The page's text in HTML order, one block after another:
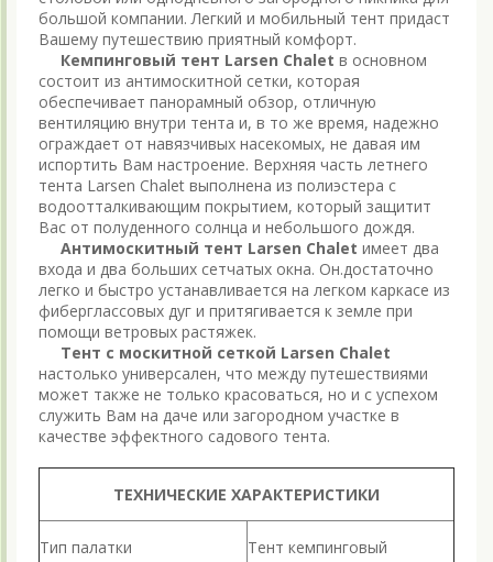
большой компании. Легкий и мобильный тент придаст
Вашему путешествию приятный комфорт.
Кемпинговый тент Larsen Chalet в основном
состоит из антимоскитной сетки, которая
обеспечивает панорамный обзор, отличную
вентиляцию внутри тента и, в то же время, надежно
ограждает от навязчивых насекомых, не давая им
испортить Вам настроение. Верхняя часть летнего
тента Larsen Chalet выполнена из полиэстера с
водоотталкивающим покрытием, который защитит
Вас от полуденного солнца и небольшого дождя.
Антимоскитный тент Larsen Chalet имеет два
входа и два больших сетчатых окна. Он.достаточно
легко и быстро устанавливается на легком каркасе из
фиберглассовых дуг и притягивается к земле при
помощи ветровых растяжек.
Тент с москитной сеткой Larsen Chalet
настолько универсален, что между путешествиями
может также не только красоваться, но и с успехом
служить Вам на даче или загородном участке в
качестве эффектного садового тента.
ТЕХНИЧЕСКИЕ ХАРАКТЕРИСТИКИ
Тип палатки Тент кемпинговый